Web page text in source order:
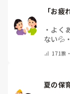
「お
・ よく
ない💦 ・
171票
夏の保